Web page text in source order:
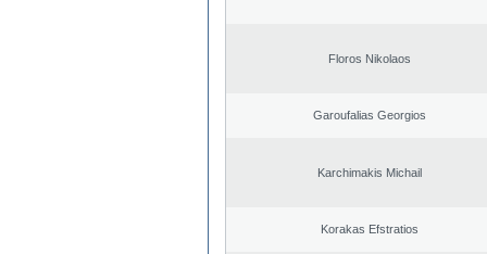
Floros Nikolaos
Garoufalias Georgios
Karchimakis Michail
Korakas Efstratios